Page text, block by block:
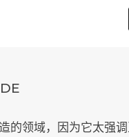
的领域，因为它太强